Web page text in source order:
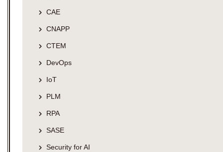
CAE
CNAPP
CTEM
DevOps
IoT
PLM
RPA
SASE
Security for AI